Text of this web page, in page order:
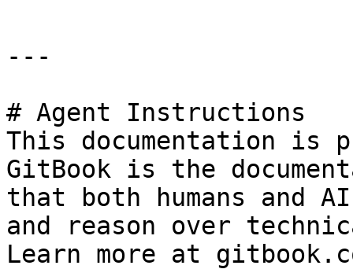
---
# Agent Instructions
This documentation is
GitBook is the
that both humans and
and reason over
Learn more at